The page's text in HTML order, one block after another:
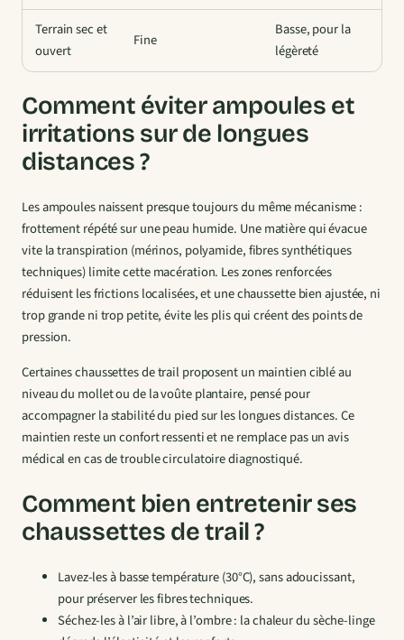
Terrain sec et
ouvert
Fine
Basse, pour la
légèreté
Comment éviter ampoules et
irritations sur de longues
distances ?
Les ampoules naissent presque toujours du même mécanisme :
frottement répété sur une peau humide. Une matière qui évacue
vite la transpiration (mérinos, polyamide, fibres synthétiques
techniques) limite cette macération. Les zones renforcées
réduisent les frictions localisées, et une chaussette bien ajustée, ni
trop grande ni trop petite, évite les plis qui créent des points de
pression.
Certaines chaussettes de trail proposent un maintien ciblé au
niveau du mollet ou de la voûte plantaire, pensé pour
accompagner la stabilité du pied sur les longues distances. Ce
maintien reste un confort ressenti et ne remplace pas un avis
médical en cas de trouble circulatoire diagnostiqué.
Comment bien entretenir ses
chaussettes de trail ?
Lavez-les à basse température (30°C), sans adoucissant,
pour préserver les fibres techniques.
Séchez-les à l’air libre, à l’ombre : la chaleur du sèche-linge